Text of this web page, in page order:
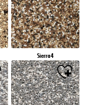
Sierra4